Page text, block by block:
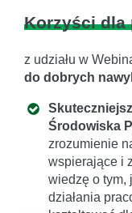
Korzyści dla
z udziału w
do dobrych
Środowiska
zrozumienie
wspierające i
wiedzę o tym,
działania